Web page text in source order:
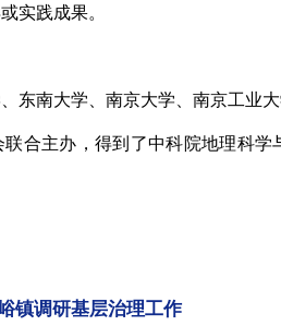
实践成果。
南大学、南京大学、南京工业大
合主办，得到了中科院地理科
镇调研基层治理工作